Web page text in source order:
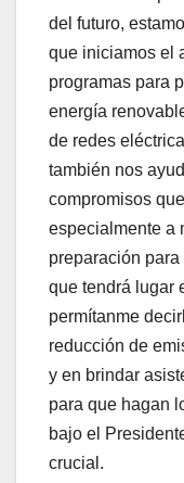
del futuro,
que iniciamos el
programas para
energía
de redes
también nos
compromisos
especialmente a
preparación
que tendrá lugar
permítanme
reducción de
y en brindar
para que hagan
bajo el
crucial.